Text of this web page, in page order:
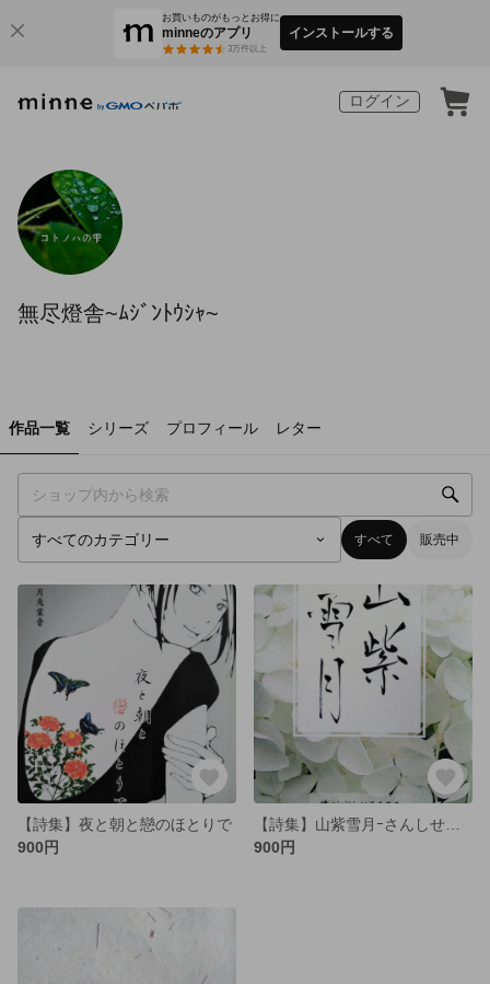
お買いものがもっとお得に
minneのアプリ
3万件以上
インストールする
ログイン
無尽燈舎~ﾑｼﾞﾝﾄｳｼｬ~
作品一覧 シリーズ プロフィール レター
すべて 販売中
【詩集】夜と朝と戀のほとりで
900円
900円